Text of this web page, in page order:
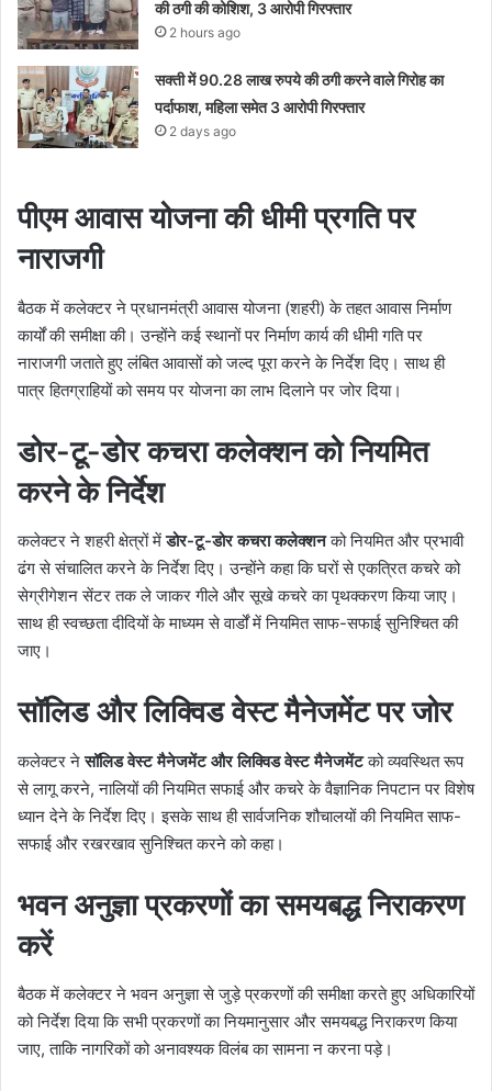
की ठगी की कोशिश, 3 आरोपी गिरफ्तार
2 hours ago
सक्ती में 90.28 लाख रुपये की ठगी करने वाले गिरोह का
पर्दाफाश, महिला समेत 3 आरोपी गिरफ्तार
2 days ago
पीएम आवास योजना की धीमी प्रगति पर
नाराजगी
बैठक में कलेक्टर ने प्रधानमंत्री आवास योजना (शहरी) के तहत आवास निर्माण
कार्यों की समीक्षा की। उन्होंने कई स्थानों पर निर्माण कार्य की धीमी गति पर
नाराजगी जताते हुए लंबित आवासों को जल्द पूरा करने के निर्देश दिए। साथ ही
पात्र हितग्राहियों को समय पर योजना का लाभ दिलाने पर जोर दिया।
डोर-टू-डोर कचरा कलेक्शन को नियमित
करने के निर्देश
कलेक्टर ने शहरी क्षेत्रों मेंडोर-टू-डोर कचरा कलेक्शनको नियमित और प्रभावी
ढंग से संचालित करने के निर्देश दिए। उन्होंने कहा कि घरों से एकत्रित कचरे को
सेग्रीगेशन सेंटर तक ले जाकर गीले और सूखे कचरे का पृथक्करण किया जाए।
साथ ही स्वच्छता दीदियों के माध्यम से वार्डों में नियमित साफ-सफाई सुनिश्चित की
जाए।
सॉलिड और लिक्विड वेस्ट मैनेजमेंट पर जोर
कलेक्टर नेसॉलिड वेस्ट मैनेजमेंट और लिक्विड वेस्ट मैनेजमेंटको व्यवस्थित रूप
से लागू करने, नालियों की नियमित सफाई और कचरे के वैज्ञानिक निपटान पर विशेष
ध्यान देने के निर्देश दिए। इसके साथ ही सार्वजनिक शौचालयों की नियमित साफ-
सफाई और रखरखाव सुनिश्चित करने को कहा।
भवन अनुज्ञा प्रकरणों का समयबद्ध निराकरण
करें
बैठक में कलेक्टर ने भवन अनुज्ञा से जुड़े प्रकरणों की समीक्षा करते हुए अधिकारियों
को निर्देश दिया कि सभी प्रकरणों का नियमानुसार और समयबद्ध निराकरण किया
जाए, ताकि नागरिकों को अनावश्यक विलंब का सामना न करना पड़े।